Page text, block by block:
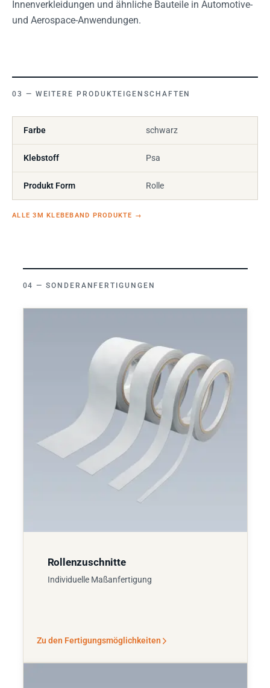
Innenverkleidungen und ähnliche Bauteile in Automotive-
und Aerospace-Anwendungen.
WEITERE PRODUKTEIGENSCHAFTEN
Farbe schwarz
Klebstoff Psa
Produkt Form Rolle
ALLE 3M KLEBEBAND PRODUKTE →
SONDERANFERTIGUNGEN
Rollenzuschnitte
Individuelle Maßanfertigung
Zu den Fertigungsmöglichkeiten